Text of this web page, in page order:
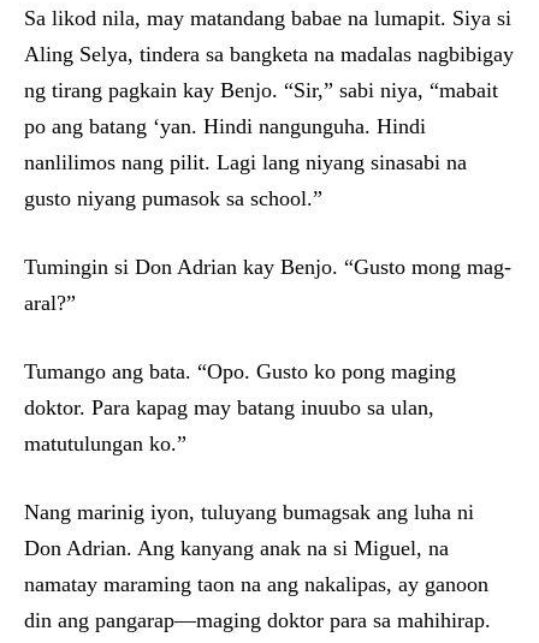
Sa likod nila, may matandang babae na lumapit. Siya si
Aling Selya, tindera sa bangketa na madalas nagbibigay
ng tirang pagkain kay Benjo. “Sir,” sabi niya, “mabait
po ang batang ‘yan. Hindi nangunguha. Hindi
nanlilimos nang pilit. Lagi lang niyang sinasabi na
gusto niyang pumasok sa school.”
Tumingin si Don Adrian kay Benjo. “Gusto mong mag-
aral?”
Tumango ang bata. “Opo. Gusto ko pong maging
doktor. Para kapag may batang inuubo sa ulan,
matutulungan ko.”
Nang marinig iyon, tuluyang bumagsak ang luha ni
Don Adrian. Ang kanyang anak na si Miguel, na
namatay maraming taon na ang nakalipas, ay ganoon
din ang pangarap—maging doktor para sa mahihirap.